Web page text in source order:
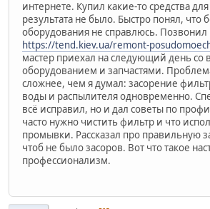
интернете. Купил какие-то средства
результата не было. Быстро понял, что
оборудования не справлюсь. Позвонил
https://tend.kiev.ua/remont-
мастер приехал на следующий день
оборудованием и запчастями.
сложнее, чем я думал: засорение
воды и распылителя одновременно.
всё исправил, но и дал советы по
часто нужно чистить фильтр и что
промывки. Рассказал про правильную
чтоб не было засоров. Вот что такое
профессионализм.